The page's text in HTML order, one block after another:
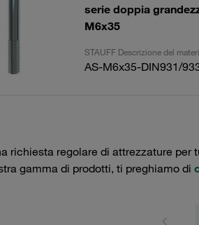
serie doppia
M6x35
STAUFF Descrizione del
AS-M6x35-DIN931/
richiesta regolare di attrezzature
gamma di prodotti, ti preghiamo di